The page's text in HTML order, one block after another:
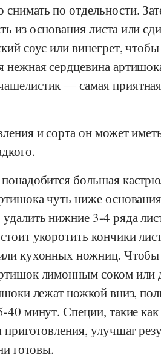
по отдельности.
из основания листа или
соус или винегрет,
нежная сердцевина
— самая
и сорта он может
большая
чуть ниже
нижние 3-4 ряда
укоротить кончики
кухонных ножниц.
лимонным соком или
лежат ножкой вниз,
40 минут. Специи, такие
приготовления, улучшат
готовы.